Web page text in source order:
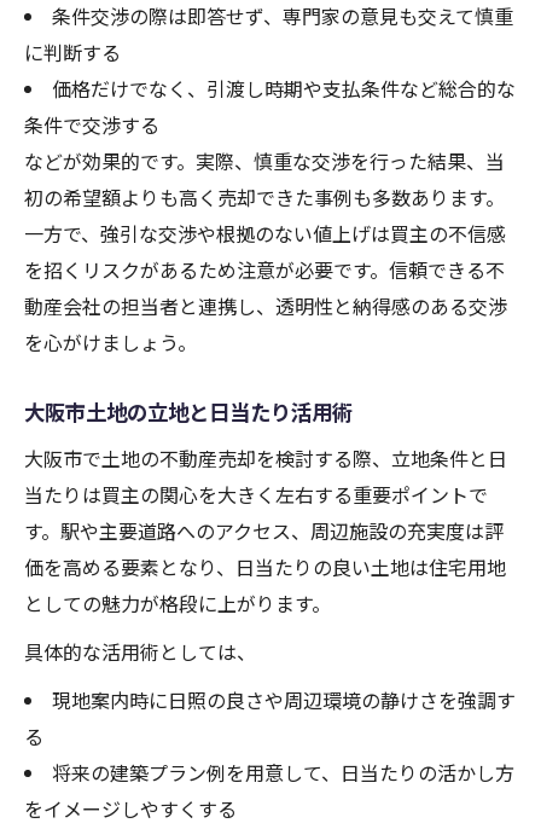
条件交渉の際は即答せず、専門家の意見も交えて慎重
に判断する
価格だけでなく、引渡し時期や支払条件など総合的な
条件で交渉する
などが効果的です。実際、慎重な交渉を行った結果、当
初の希望額よりも高く売却できた事例も多数あります。
一方で、強引な交渉や根拠のない値上げは買主の不信感
を招くリスクがあるため注意が必要です。信頼できる不
動産会社の担当者と連携し、透明性と納得感のある交渉
を心がけましょう。
大阪市土地の立地と日当たり活用術
大阪市で土地の不動産売却を検討する際、立地条件と日
当たりは買主の関心を大きく左右する重要ポイントで
す。駅や主要道路へのアクセス、周辺施設の充実度は評
価を高める要素となり、日当たりの良い土地は住宅用地
としての魅力が格段に上がります。
具体的な活用術としては、
現地案内時に日照の良さや周辺環境の静けさを強調す
る
将来の建築プラン例を用意して、日当たりの活かし方
をイメージしやすくする